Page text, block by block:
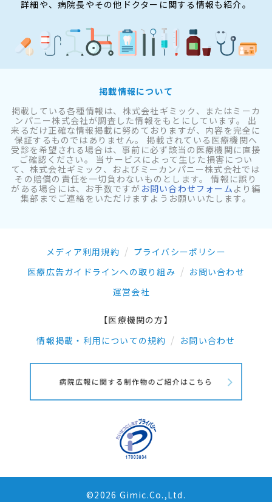
詳細や、病院長やその他ドクターに関する情報も紹介。
掲載情報について
掲載している各種情報は、株式会社ギミック、またはミーカ
ンパニー株式会社が調査した情報をもとにしています。 出
来るだけ正確な情報掲載に努めておりますが、内容を完全に
保証するものではありません。 掲載されている医療機関へ
受診を希望される場合は、事前に必ず該当の医療機関に直接
ご確認ください。 当サービスによって生じた損害につい
て、株式会社ギミック、およびミーカンパニー株式会社では
その賠償の責任を一切負わないものとします。 情報に誤り
がある場合には、お手数ですが お問い合わせフォーム より編
集部までご連絡をいただけますようお願いいたします。
メディア利用規約
プライバシーポリシー
医療広告ガイドラインへの取り組み
お問い合わせ
運営会社
【医療機関の方】
情報掲載・利用についての規約
お問い合わせ
©2026 Gimic.Co.,Ltd.